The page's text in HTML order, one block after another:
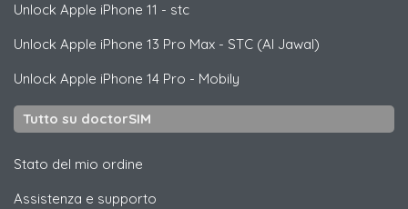
Unlock Apple iPhone 11 - stc
Unlock Apple iPhone 13 Pro Max - STC (Al Jawal)
Unlock Apple iPhone 14 Pro - Mobily
Tutto su doctorSIM
Stato del mio ordine
Assistenza e supporto